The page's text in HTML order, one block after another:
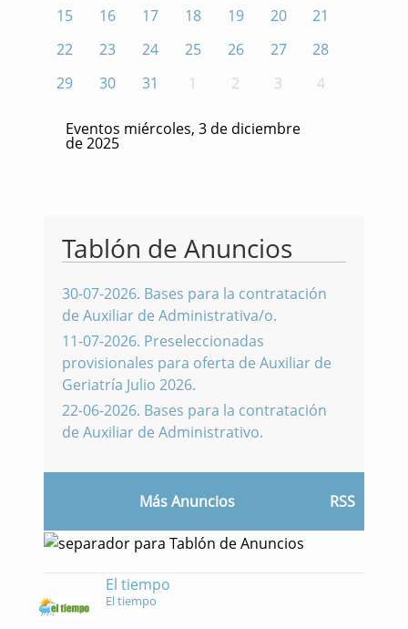
15
16 17 18 19 20
21
22
23 24 25 26 27
28
29
30 31 1 2 3 4
Eventos miércoles, 3 de diciembre
de 2025
Tablón de Anuncios
30-07-2026. Bases para la contratación
de Auxiliar de Administrativa/o.
11-07-2026. Preseleccionadas
provisionales para oferta de Auxiliar de
Geriatría Julio 2026.
22-06-2026. Bases para la contratación
de Auxiliar de Administrativo.
Más Anuncios RSS
El tiempo
El tiempo